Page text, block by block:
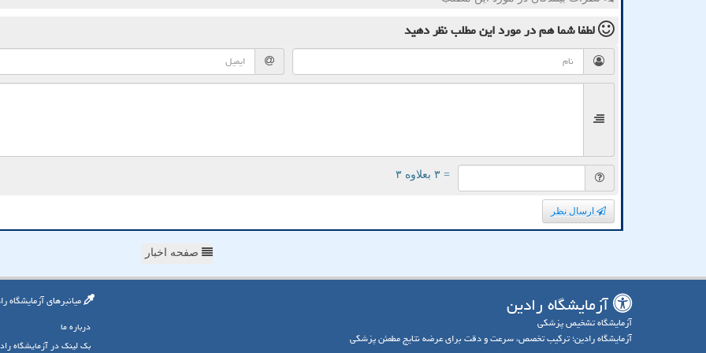
لطفا شما همدر مورد این مطلبنظر دهید
= ۳ بعلاوه ۳
ارسال نظر
صفحه اخبار
آزمایشگاه رادین
آزمایشگاه تشخیص پزشکی
آزمایشگاه رادین؛ ترکیب تخصص، سرعت و دقت برای عرضه نتایج مطمئن پزشکی
میانبرهای آزمایشگاه
درباره ما
بک لینک در آزمایشگاه